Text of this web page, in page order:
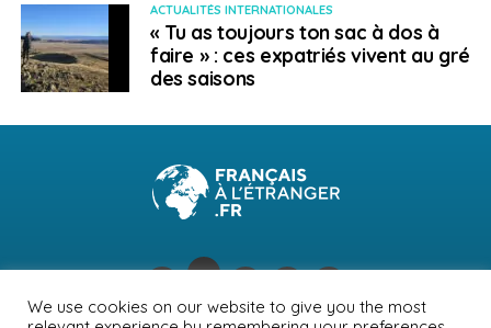
Les départs étant pour septembre, il est facile de
s’organiser dès à présent pour se préparer dans la
langue du futur pays de destination.
devis gratuit ici.
ACTUALITÉS INTERNATIONALES
« Tu as toujours ton sac à dos à
faire » : ces expatriés vivent au gré
des saisons
We use cookies on our website to give you the most